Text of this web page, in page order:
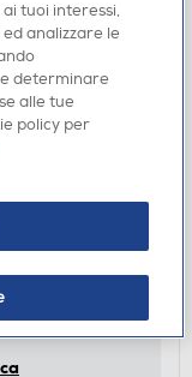
2 vasche-
tuoi interessi,
analizzare le
determinare
alle tue
policy per